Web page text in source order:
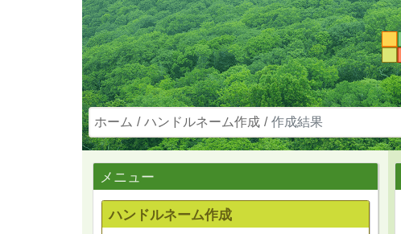
ホーム ハンドルネーム作成 作成結果
メニュー
ハンドルネーム作成